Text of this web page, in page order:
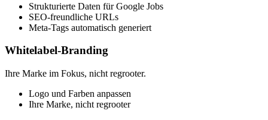
Strukturierte Daten für Google Jobs
SEO-freundliche URLs
Meta-Tags automatisch generiert
Whitelabel-Branding
Ihre Marke im Fokus, nicht regrooter.
Logo und Farben anpassen
Ihre Marke, nicht regrooter